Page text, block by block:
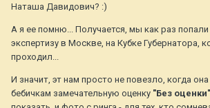
Наташа Давидович? :)
А я ее помню... Получается, мы как раз
экспертизу в Москве, на Кубке Губернатора,
проходил...
И значит, эт нам просто не повезло, когда
бебичкам замечательную оценку "Без